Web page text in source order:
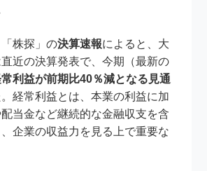
株探」の決算速報によると、大
近の決算発表で、今期（最新の
利益が前期比40％減となる見通
経常利益とは、本業の利益に加
当金など継続的な金融収支を含
企業の収益力を見る上で重要な